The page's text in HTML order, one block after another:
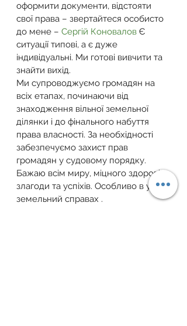
оформити документи, відстояти
свої права – звертайтеся особисто
до мене – Сергій Коновалов Є
ситуації типові, а є дуже
індивідуальні. Ми готові вивчити та
знайти вихід.
Ми супроводжуємо громадян на
всіх етапах, починаючи від
знаходження вільної земельної
ділянки і до фінального набуття
права власності. За необхідності
забезпечуємо захист прав
громадян у судовому порядку.
Бажаю всім миру, міцного здоров’я,
злагоди та успіхів. Особливо в усіх
земельний справах .